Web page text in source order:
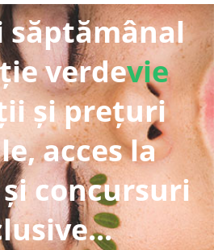
săptămânal
verdevie
și prețuri
acces la
concursuri